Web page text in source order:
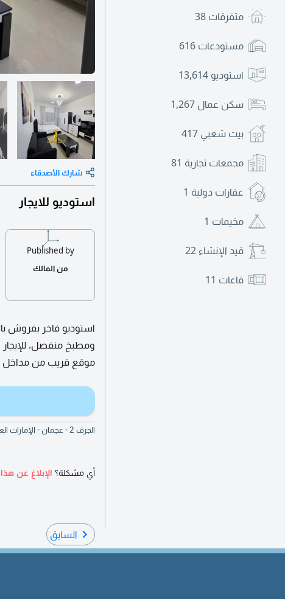
متفرقات 38
مستودعات 616
استوديو 13,614
سكن عمال 1,267
بيت شعبي 417
مجمعات تجارية 81
عقارات دولية 1
مخيمات 1
قيد الإنشاء 22
قاعات 11
شارك الأصدقاء
استوديو للايجار
Published by
من المالك
ومطبخ منفصل.
موقع قريب من مداخل
الجرف 2 - عجمان - الإمارات العربية المتحدة
أي مشكلة؟ الإبلاغ عن
السابق